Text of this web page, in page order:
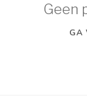
Geen
GA